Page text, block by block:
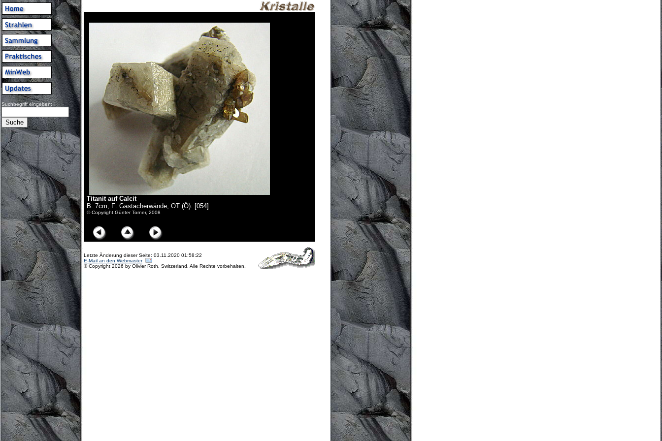
Suchbegriff eingeben:
Titanit auf Calcit
B: 7cm; F: Gastacherwände, OT (Ö). [054]
© Copyright Günter Torner, 2008
Letzte Änderung dieser Seite: 03.11.2020 01:58:22
E-Mail an den Webmaster
© Copyright 2026 by Olivier Roth, Switzerland. Alle Rechte vorbehalten.